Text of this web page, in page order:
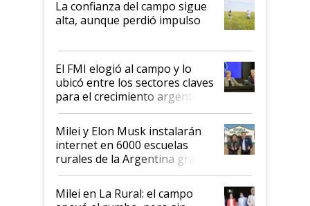
Juan Félix Rossetti, el libertario
que de una dura crisis salió
de Milei
La confianza del campo sigue
alta, aunque perdió impulso
El FMI elogió al campo y lo
ubicó entre los sectores claves
para el crecimiento argentino
Milei y Elon Musk instalarán
internet en 6000 escuelas
rurales de la Argentina gracias
a un acuerdo con Starlink
Milei en La Rural: el campo